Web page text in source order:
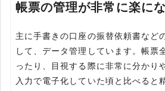
帳票の管理が非常に楽に
主に手書きの口座の振替依頼書など
して、データ管理しています。帳票
ったり、目視する際に非常に分かり
入力で電子化していた頃と比べると